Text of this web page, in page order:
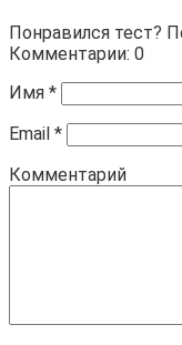
Понравился тест?
Комментарии: 0
Имя *
Email *
Комментарий